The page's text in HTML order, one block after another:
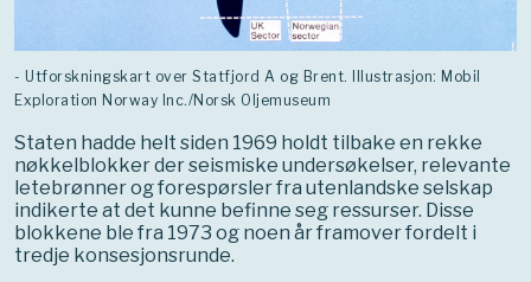
- Utforskningskart over Statfjord A og Brent. Illustrasjon: Mobil
Exploration Norway Inc./Norsk Oljemuseum
Staten hadde helt siden 1969 holdt tilbake en rekke
nøkkelblokker der seismiske undersøkelser, relevante
letebrønner og forespørsler fra utenlandske selskap
indikerte at det kunne befinne seg ressurser. Disse
blokkene ble fra 1973 og noen år framover fordelt i
tredje konsesjonsrunde.